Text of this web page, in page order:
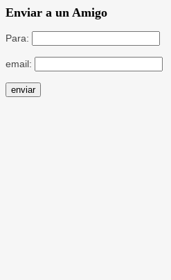
Enviar a un Amigo
Para:
email: